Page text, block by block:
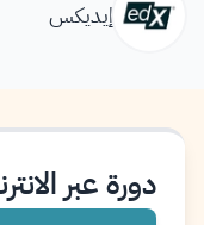
إيديكس
دورة عبر